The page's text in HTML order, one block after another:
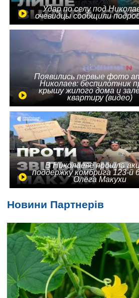
Удар по селу под
очевидцы сообщили
Появились первые фото
Николаев: беспилотник
крышу жилого дома и
квартиру (видео)
В Николаеве прошла
поддержку комбрига 123-й
Олега Макухи